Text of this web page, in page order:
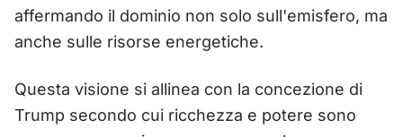
affermando il dominio non solo sull'emisfero, ma
anche sulle risorse energetiche.
Questa visione si allinea con la concezione di
Trump secondo cui ricchezza e potere sono